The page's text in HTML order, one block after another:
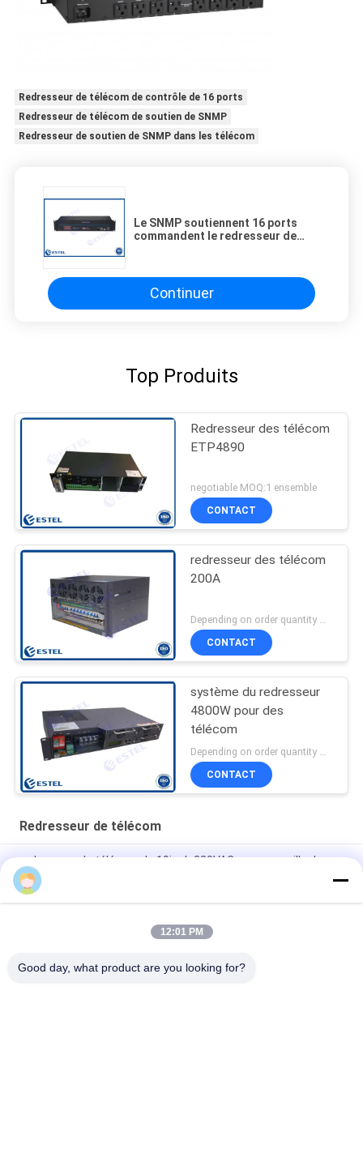
Redresseur de télécom de contrôle de 16 ports
Redresseur de télécom de soutien de SNMP
Redresseur de soutien de SNMP dans les télécom
Le SNMP soutiennent 16 ports
commandent le redresseur de
Continuer
Top Produits
Redresseur des télécom
ETP4890
negotiable MOQ:1 ensemble
CONTACT
redresseur des télécom
200A
Depending on order quantity MOQ:1 ensemble
CONTACT
système du redresseur
4800W pour des
télécom
CONTACT
Redresseur de télécom
redresseur de télécom de 19inch 220VAC avec surveiller le
module
redresseur de 3200W 60A utilisé dans la télécommunication
L'inverseur 110VAC de la puissance 3KVA a entré le redresseur
12:01 PM
Good day, what product are you looking for?